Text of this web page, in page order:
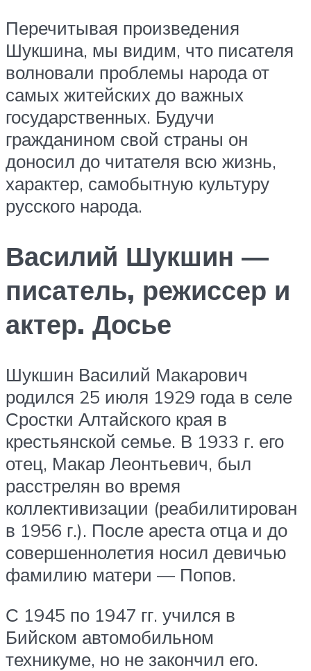
Перечитывая произведения
Шукшина, мы видим, что писателя
волновали проблемы народа от
самых житейских до важных
государственных. Будучи
гражданином свой страны он
доносил до читателя всю жизнь,
характер, самобытную культуру
русского народа.
Василий Шукшин —
писатель, режиссер и
актер. Досье
Шукшин Василий Макарович
родился 25 июля 1929 года в селе
Сростки Алтайского края в
крестьянской семье. В 1933 г. его
отец, Макар Леонтьевич, был
расстрелян во время
коллективизации (реабилитирован
в 1956 г.). После ареста отца и до
совершеннолетия носил девичью
фамилию матери — Попов.
С 1945 по 1947 гг. учился в
Бийском автомобильном
техникуме, но не закончил его.